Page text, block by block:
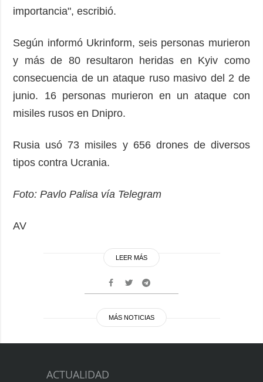
importancia", escribió.
Según informó Ukrinform, seis personas murieron
y más de 80 resultaron heridas en Kyiv como
consecuencia de un ataque ruso masivo del 2 de
junio. 16 personas murieron en un ataque con
misiles rusos en Dnipro.
Rusia usó 73 misiles y 656 drones de diversos
tipos contra Ucrania.
Foto: Pavlo Palisa vía Telegram
AV
LEER MÁS
MÁS NOTICIAS
ACTUALIDAD